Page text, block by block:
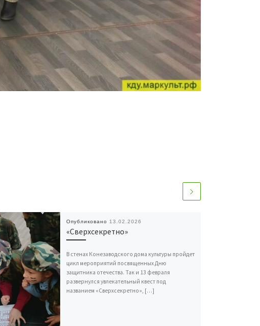
Опубликовано 13.02.2026
«Сверхсекретно»
В стенах Конезаводского дома культуры пройдет
цикл мероприятий посвященных Дню
защитника отечества. Так и 13 февраля
развернулся увлекательный квест под
названием «Сверхсекретно», […]